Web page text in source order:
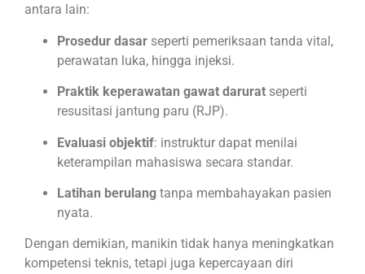
antara lain:
Prosedur dasar seperti pemeriksaan tanda vital,
perawatan luka, hingga injeksi.
Praktik keperawatan gawat darurat seperti
resusitasi jantung paru (RJP).
Evaluasi objektif: instruktur dapat menilai
keterampilan mahasiswa secara standar.
Latihan berulang tanpa membahayakan pasien
nyata.
Dengan demikian, manikin tidak hanya meningkatkan
kompetensi teknis, tetapi juga kepercayaan diri